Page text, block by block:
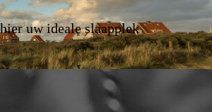
uw ideale slaapplek